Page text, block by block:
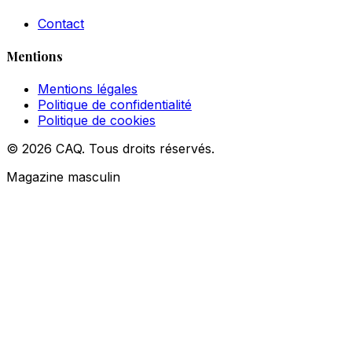
Contact
Mentions
Mentions légales
Politique de confidentialité
Politique de cookies
© 2026 CAQ. Tous droits réservés.
Magazine masculin